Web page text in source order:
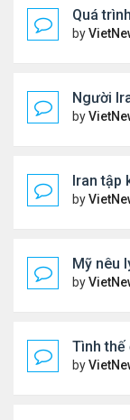
Quá
by
Người
by
Iran tập
by
Mỹ nêu
by
Tình
by